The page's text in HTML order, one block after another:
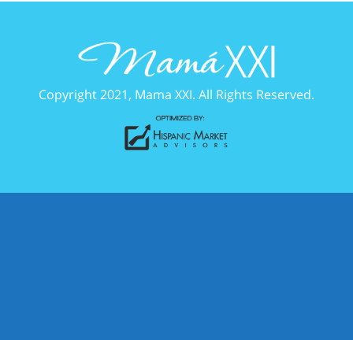
Copyright 2021, Mama XXI. All Rights Reserved.